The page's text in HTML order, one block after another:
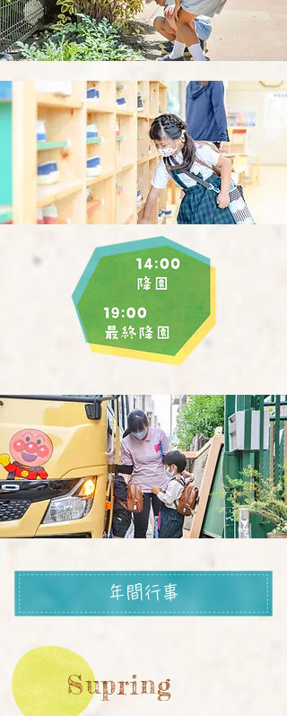
年間行事
​Supring